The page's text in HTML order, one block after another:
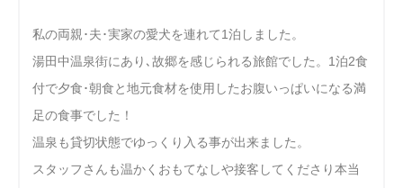
私の両親･夫･実家の愛犬を連れて1泊しました。
湯田中温泉街にあり､故郷を感じられる旅館でした。1泊2食
付で夕食･朝食と地元食材を使用したお腹いっぱいになる満
足の食事でした！
温泉も貸切状態でゆっくり入る事が出来ました。
スタッフさんも温かくおもてなしや接客してくださり本当